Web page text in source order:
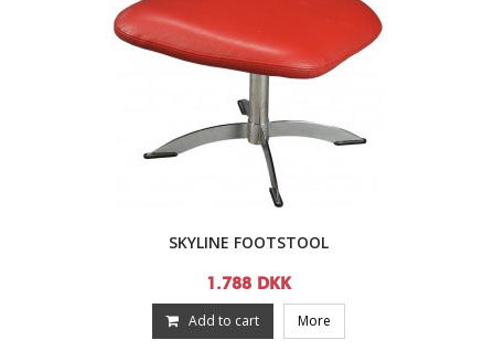
SKYLINE FOOTSTOOL
1.788 DKK
Add to cart More